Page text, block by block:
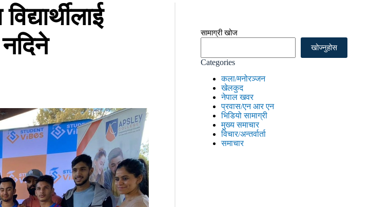
सामाग्री खोज
खोज्नुहोस
Categories
कला/मनोरञ्जन
खेलकुद
नेपाल खवर
प्रवास/एन आर एन
भिडियो सामाग्री
मुख्य समाचार
विचार/अन्तर्वार्ता
समाचार